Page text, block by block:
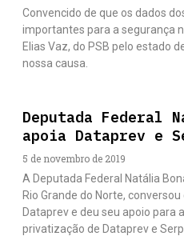
Convencido de que os dados
importantes para a segurança
Elias Vaz, do PSB pelo estado
nossa causa.
Deputada Federal
apoia Dataprev e
5 de novembro de 2019
A Deputada Federal Natália
Rio Grande do Norte,
Dataprev e deu seu apoio para
privatização de Dataprev e